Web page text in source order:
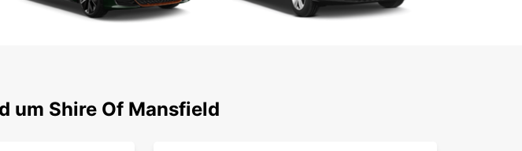
um Shire Of Mansfield